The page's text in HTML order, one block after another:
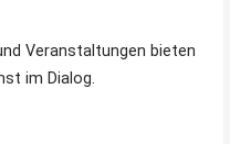
Veranstaltungen bieten
im Dialog.